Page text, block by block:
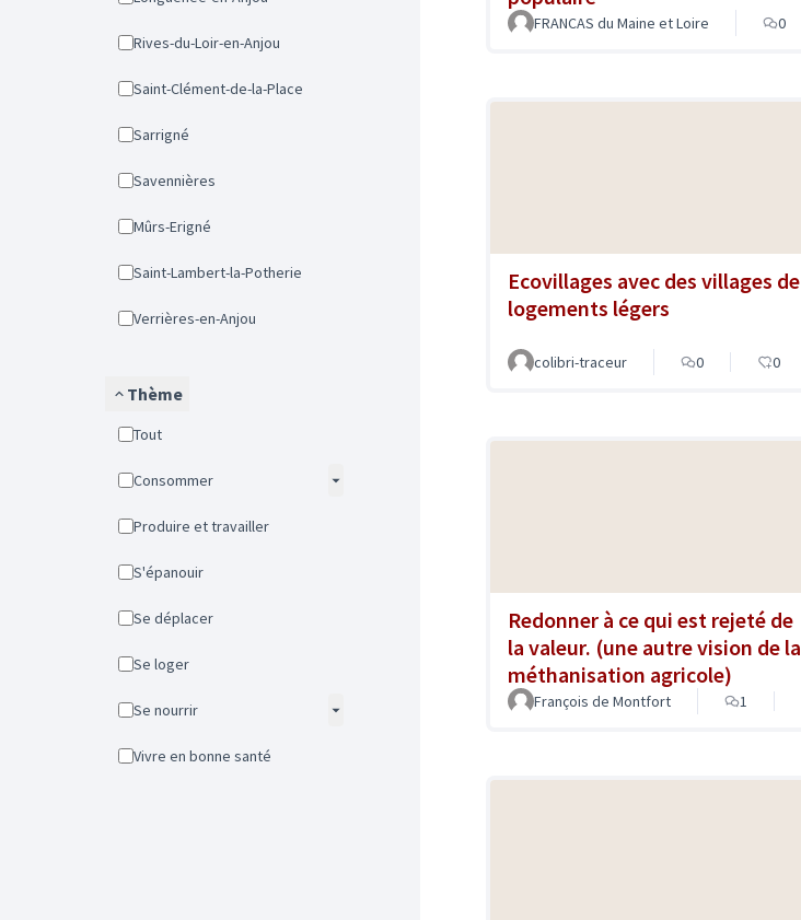
Rives-du-Loir-en-Anjou
Saint-Clément-de-la-Place
Sarrigné
Savennières
Mûrs-Erigné
Saint-Lambert-la-Potherie
Verrières-en-Anjou
Thème
Tout
Consommer
Produire et travailler
S'épanouir
Se déplacer
Se loger
Se nourrir
Vivre en bonne santé
FRANCAS du Maine et Loire 0
Ecovillages avec des villages de
logements légers
colibri-traceur 0 0
Redonner à ce qui est rejeté de
la valeur. (une autre vision de la
méthanisation agricole)
François de Montfort 1